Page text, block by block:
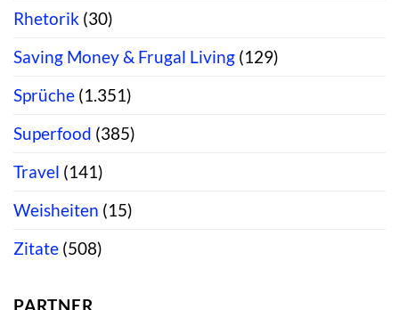
Rhetorik (30)
Saving Money & Frugal Living (129)
Sprüche (1.351)
Superfood (385)
Travel (141)
Weisheiten (15)
Zitate (508)
PARTNER